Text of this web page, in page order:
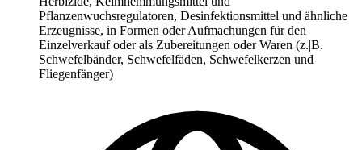
Pflanzenwuchsregulatoren, Desinfektionsmittel und ähnliche
Erzeugnisse, in Formen oder Aufmachungen für den
Einzelverkauf oder als Zubereitungen oder Waren (z.|B.
Schwefelbänder, Schwefelfäden, Schwefelkerzen und
Fliegenfänger)